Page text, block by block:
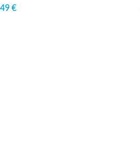
prix initial était :
€